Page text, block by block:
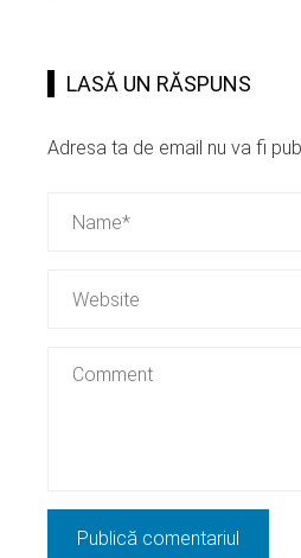
LASĂ UN RĂSPUNS
Adresa ta de email nu va fi